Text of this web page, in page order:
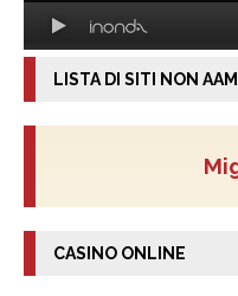
LISTA DI SITI NON
CASINO ONLINE